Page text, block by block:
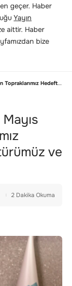
geçer. Haber
Yayın
aittir. Haber
bize
Bugün Kültürümüz ve Hayallerimiz!”
ve
2 Dakika Okuma